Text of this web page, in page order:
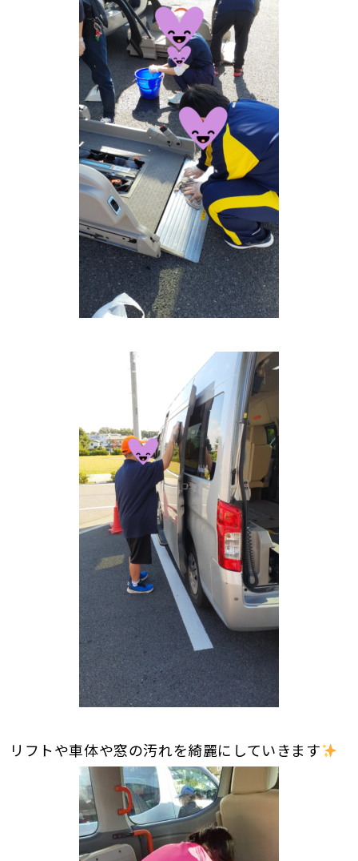
リフトや車体や窓の汚れを綺麗にしていきます